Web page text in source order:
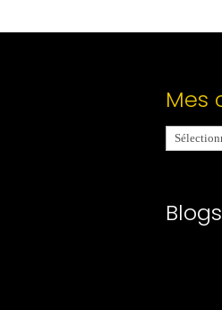
Mes
Mes